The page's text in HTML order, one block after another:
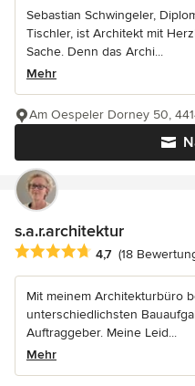
Sebastian Schwingeler,
Tischler, ist Architekt mit
Sache. Denn das Archi...
Mehr
Am Oespeler Dorney 50,
s.a.r.architektur
Durchschnittliche
4,7 (18
Mit meinem Architekturbüro
unterschiedlichsten
Auftraggeber. Meine Leid...
Mehr